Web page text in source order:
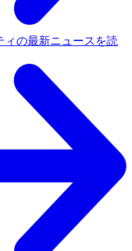
ィの最新ニュースを読